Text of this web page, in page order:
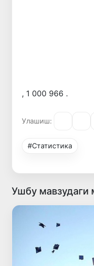
, 1 000 966 .
Улашиш:
#Статистика
Ушбу мавзудаги